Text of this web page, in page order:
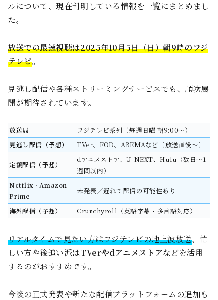
ルについて、現在判明している情報を一覧にまとめまし
た。
放送での最速視聴は2025年10月5日（日）朝9時のフジ
テレビ。
見逃し配信や各種ストリーミングサービスでも、順次展
開が期待されています。
放送局
フジテレビ系列（毎週日曜 朝9:00〜）
見逃し配信（予想）
TVer、FOD、ABEMAなど（放送直後〜）
定額配信（予想）
dアニメストア、U-NEXT、Hulu（数日〜1
週間以内）
Netflix・Amazon
Prime
未発表／遅れて配信の可能性あり
海外配信（予想） Crunchyroll（英語字幕・多言語対応）
リアルタイムで見たい方はフジテレビの地上波放送、忙
しい方や後追い派はTVerやdアニメストアなどを活用
するのがおすすめです。
今後の正式発表や新たな配信プラットフォームの追加も